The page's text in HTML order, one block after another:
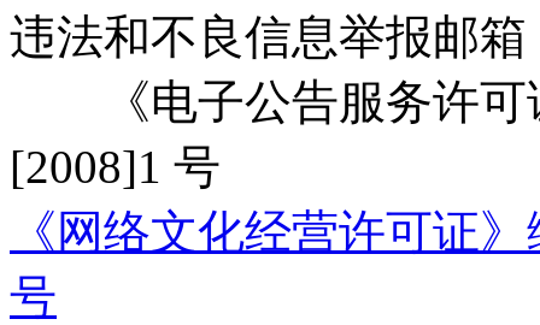
违法和不良信息举报邮箱
《电子公告服务许可
[2008]1 号
《网络文化经营许可证
号